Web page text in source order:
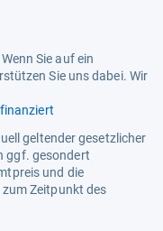
Sie auf ein
Sie uns dabei. Wir
geltender gesetzlicher
ggf. gesondert
und die
Zeitpunkt des